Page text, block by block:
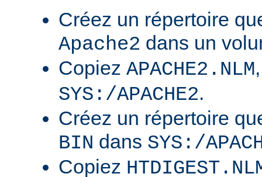
Créez un répertoire
Apache2 dans un
Copiez APACHE2.NLM
SYS:/APACHE2.
Créez un répertoire
BIN dans SYS:/
Copiez